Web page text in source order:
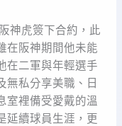
神虎簽下合約，此
在阪神期間他未能
在二軍與年輕選手
無私分享美職、日
室裡備受愛戴的溫
延續球員生涯，更